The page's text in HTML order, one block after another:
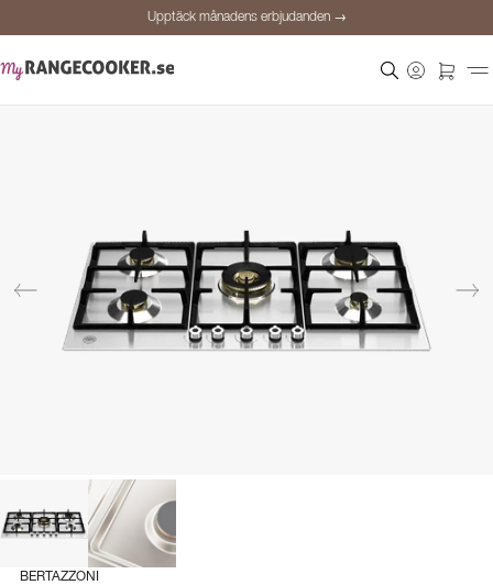
Upptäck månadens erbjudanden →
BERTAZZONI